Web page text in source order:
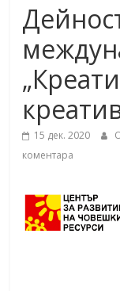
15 дек. 2020
коментара